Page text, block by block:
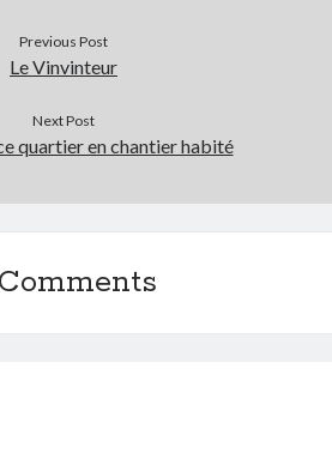
Previous Post
Le Vinvinteur
Next Post
quartier en chantier habité